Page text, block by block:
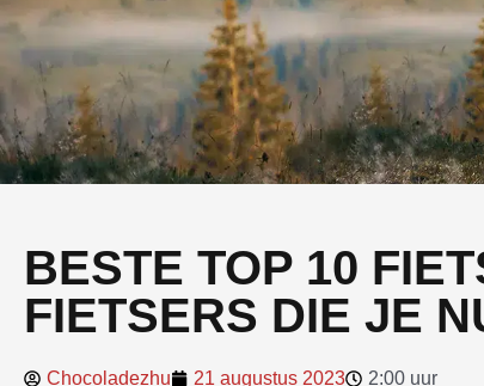
BESTE TOP 10
FIETSERS DIE JE
Chocoladezhu 21 augustus 2023 2:00 uur